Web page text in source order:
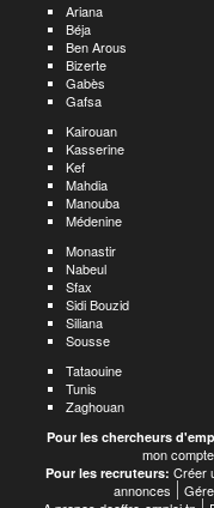
Ariana
Béja
Ben Arous
Bizerte
Gabès
Gafsa
Kairouan
Kasserine
Kef
Mahdia
Manouba
Médenine
Monastir
Nabeul
Sfax
Sidi Bouzid
Siliana
Sousse
Tataouine
Tunis
Zaghouan
Pour les chercheurs
mon compte
Pour les recruteurs: Créer
annonces